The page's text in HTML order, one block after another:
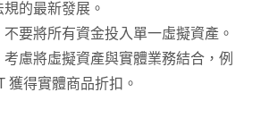
的最新發展。
不要將所有資金投入單一虛擬資產。
考慮將虛擬資產與實體業務結合，例
獲得實體商品折扣。